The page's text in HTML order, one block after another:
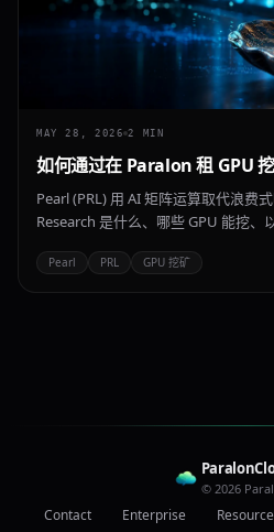
MAY 28, 2026 2 MIN
如何通过在 Paralon 租 GPU
Pearl (PRL) 用 AI 矩阵运算取代浪费
Research 是什么、哪些 GPU 能挖、
Pearl PRL GPU 挖矿
© 2026
Contact Enterprise